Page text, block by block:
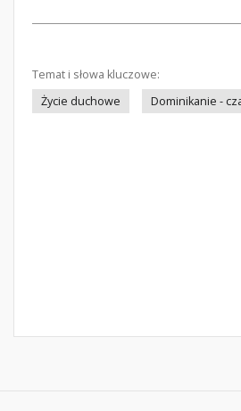
Temat i słowa kluczowe:
Życie duchowe
Dominikanie -